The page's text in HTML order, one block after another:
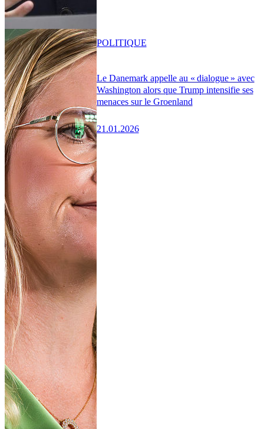
Le Danemark appelle au « dialogue » avec
Washington alors que Trump intensifie ses
menaces sur le Groenland
21.01.2026
POLITIQUE